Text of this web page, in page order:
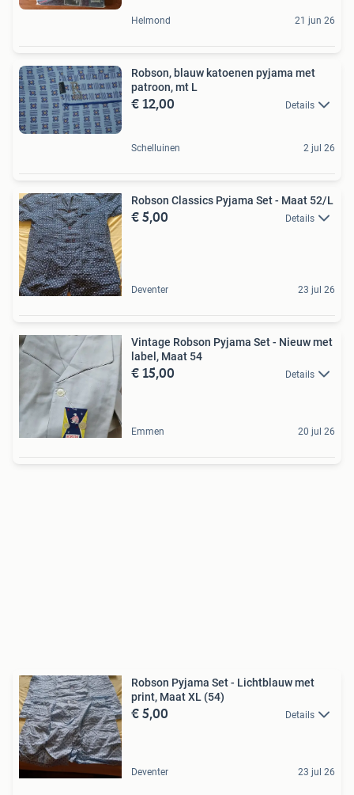
Helmond 21 jun 26
Robson, blauw katoenen pyjama met
patroon, mt L
€ 12,00 Details
Schelluinen 2 jul 26
Robson Classics Pyjama Set - Maat 52/L
€ 5,00 Details
Deventer 23 jul 26
Vintage Robson Pyjama Set - Nieuw met
label, Maat 54
€ 15,00 Details
Emmen 20 jul 26
Robson Pyjama Set - Lichtblauw met
print, Maat XL (54)
€ 5,00 Details
Deventer 23 jul 26